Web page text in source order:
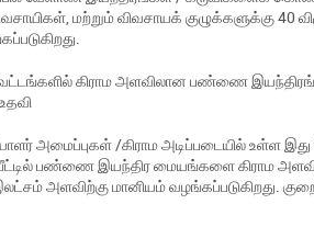
மற்றும் விவசாயக் குழுக்களுக்கு 40
கிராம அளவிலான பண்ணை
அமைப்புகள் /கிராம அடிப்படையில் உள்ள
பண்ணை இயந்திர மையங்களை கிராம அளவில்
அளவிற்கு மானியம் வழங்கப்படுகிறது.